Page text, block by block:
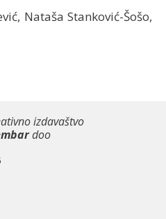
Nataša Stanković-Šošo,
izdavaštvo
doo